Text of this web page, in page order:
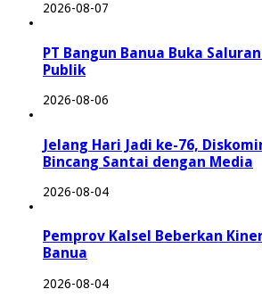
2026-08-07
PT Bangun Banua Buka
Publik
2026-08-06
Jelang Hari Jadi ke-76,
Bincang Santai dengan Media
2026-08-04
Pemprov Kalsel Beberkan
Banua
2026-08-04